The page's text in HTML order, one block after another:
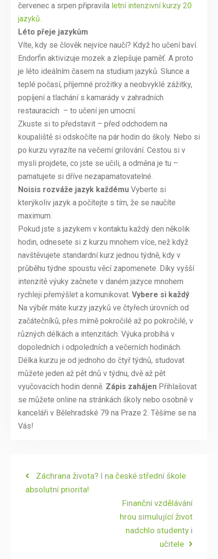
červenec a srpen připravilaletní intenzivní kurzy 20
jazyků.
Léto přeje jazykům
Víte, kdy se člověk nejvíce naučí? Když ho učení baví.
Endorfin aktivizuje mozek a zlepšuje paměť. A proto
je léto ideálním časem na studium jazyků. Slunce a
teplé počasí, příjemné prožitky a neobvyklé zážitky,
popíjení a tlachání s kamarády v zahradních
restauracích – to učení jen umocní.
Zkuste si to představit – před odchodem na
koupaliště si odskočíte na pár hodin do školy. Nebo si
po kurzu vyrazíte na večerní grilování. Cestou si v
mysli projdete, co jste se učili, a odměna je tu –
pamatujete si dříve nezapamatovatelné.
Noisis rozváže jazyk každémuVyberte si
kterýkoliv jazyk a počítejte s tím, že se naučíte
maximum.
Pokud jste s jazykem v kontaktu každý den několik
hodin, odnesete si z kurzu mnohem více, než když
navštěvujete standardní kurz jednou týdně, kdy v
průběhu týdne spoustu věcí zapomenete. Díky vyšší
intenzitě výuky začnete v daném jazyce mnohem
rychleji přemýšlet a komunikovat. Vybere si každý
Na výběr máte kurzy jazyků ve čtyřech úrovních od
začátečníků, přes mírně pokročilé až po pokročilé, v
různých délkách a intenzitách. Výuka probíhá v
dopoledních i odpoledních a večerních hodinách.
Délka kurzu je od jednoho do čtyř týdnů, studovat
můžete jeden až pět dnů v týdnu, dvě až pět
vyučovacích hodin denně. Zápis zahájenPřihlašovat
se můžete online na stránkách školy nebo osobně v
kanceláři v Bělehradské 79 na Praze 2. Těšíme se na
Vás!
Navigace
pro
Previous
post:
Záchrana života? I na české střední škole
absolutní priorita!
Next
post:
Finanční vzdělávání
hrou simulující život
nadchlo studenty i
učitele